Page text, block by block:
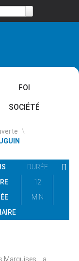
FOI
SOCIÉTÉ
\
DURÉE
12
MIN
Marquises. La